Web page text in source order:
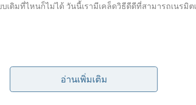
ดิมที่ไหนก็ไม่ได้ วันนี้เรามีเคล็ดวิธีดีดีที่สามารถเนรมิ
อ่านเพิ่มเติม